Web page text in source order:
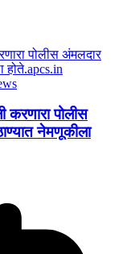
करणारा पोलीस
नेमणूकीला